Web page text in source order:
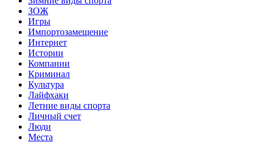
ЗОЖ
Игры
Импортозамещение
Интернет
Истории
Компании
Криминал
Культура
Лайфхаки
Летние виды спорта
Личный счет
Люди
Места